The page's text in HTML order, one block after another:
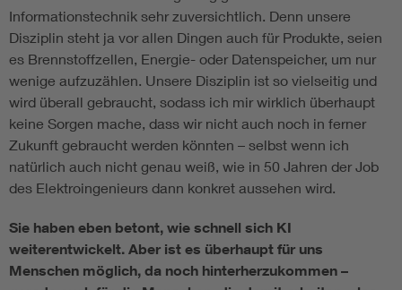
Informationstechnik sehr zuversichtlich. Denn unsere
Disziplin steht ja vor allen Dingen auch für Produkte, seien
es Brennstoffzellen, Energie- oder Datenspeicher, um nur
wenige aufzuzählen. Unsere Disziplin ist so vielseitig und
wird überall gebraucht, sodass ich mir wirklich überhaupt
keine Sorgen mache, dass wir nicht auch noch in ferner
Zukunft gebraucht werden könnten – selbst wenn ich
natürlich auch nicht genau weiß, wie in 50 Jahren der Job
des Elektroingenieurs dann konkret aussehen wird.
Sie haben eben betont, wie schnell sich KI
weiterentwickelt. Aber ist es überhaupt für uns
Menschen möglich, da noch hinterherzukommen –